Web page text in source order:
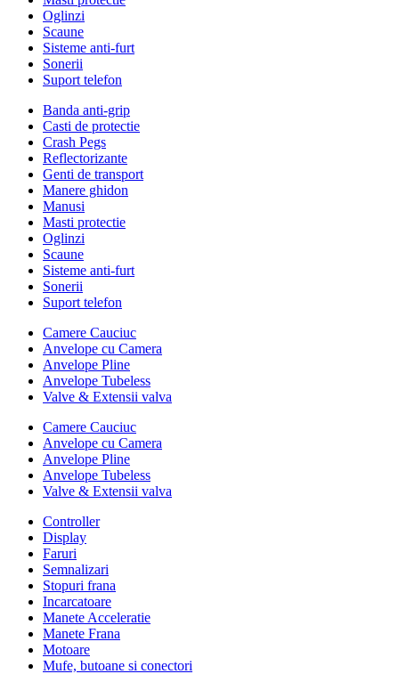
Oglinzi
Scaune
Sisteme anti-furt
Sonerii
Suport telefon
Banda anti-grip
Casti de protectie
Crash Pegs
Reflectorizante
Genti de transport
Manere ghidon
Manusi
Masti protectie
Oglinzi
Scaune
Sisteme anti-furt
Sonerii
Suport telefon
Camere Cauciuc
Anvelope cu Camera
Anvelope Pline
Anvelope Tubeless
Valve & Extensii valva
Camere Cauciuc
Anvelope cu Camera
Anvelope Pline
Anvelope Tubeless
Valve & Extensii valva
Controller
Display
Faruri
Semnalizari
Stopuri frana
Incarcatoare
Manete Acceleratie
Manete Frana
Motoare
Mufe, butoane si conectori